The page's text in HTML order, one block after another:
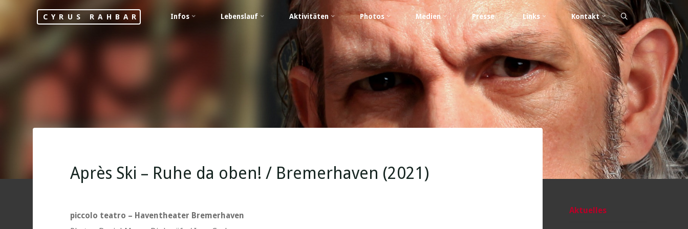
content
CYRUS RAHBAR Infos Lebenslauf Aktivitäten Photos Medien Presse Links Kontakt
Après Ski – Ruhe da oben! / Bremerhaven (2021)
piccolo teatro – Haventheater Bremerhaven
Aktuelles